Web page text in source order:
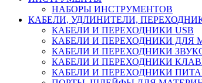
НАБОРЫ ИНСТРУМЕНТОВ
КАБЕЛИ, УДЛИНИТЕЛИ,
КАБЕЛИ И ПЕРЕХОДНИКИ USB
КАБЕЛИ И ПЕРЕХОДНИКИ ДЛЯ
КАБЕЛИ И ПЕРЕХОДНИКИ
КАБЕЛИ И ПЕРЕХОДНИКИ
КАБЕЛИ И ПЕРЕХОДНИКИ